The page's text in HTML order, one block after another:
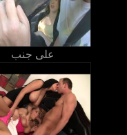
على جنب